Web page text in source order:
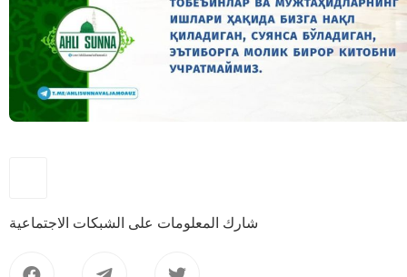
شارك المعلومات على الشبكات الاجتماعية